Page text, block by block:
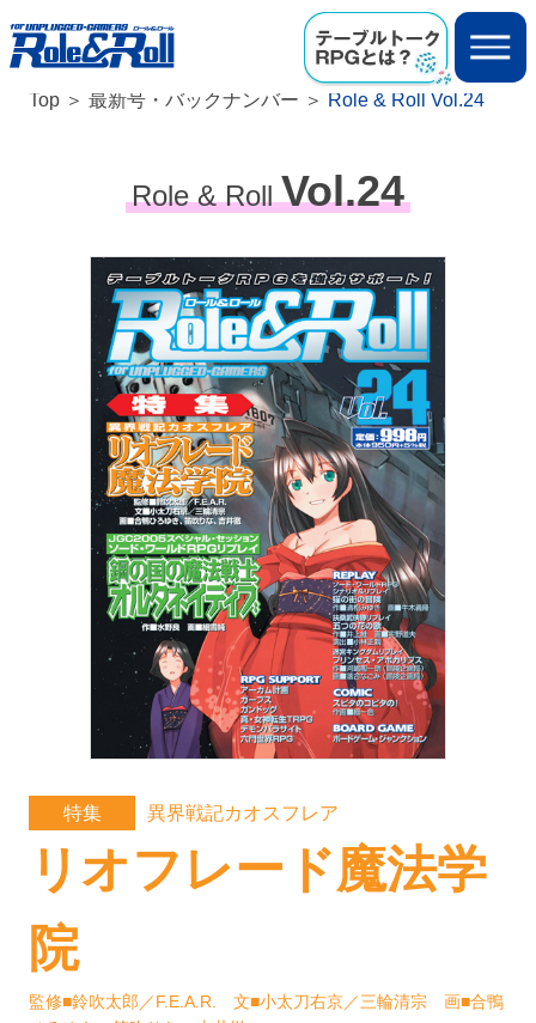
Top 最新号・バックナンバー Role & Roll Vol.24
Role & RollVol.24
特集 異界戦記カオスフレア
リオフレード魔法学
院
監修■鈴吹太郎／F.E.A.R. 文■小太刀右京／三輪清宗 画■合鴨